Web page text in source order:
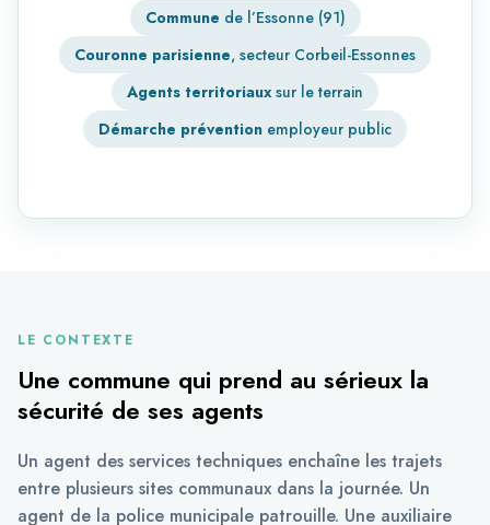
Commune de l’Essonne (91)
Couronne parisienne, secteur Corbeil-Essonnes
Agents territoriauxsur le terrain
Démarche prévention employeur public
LE CONTEXTE
Une commune qui prend au sérieux la
sécurité de ses agents
Un agent des services techniques enchaîne les trajets
entre plusieurs sites communaux dans la journée. Un
agent de la police municipale patrouille. Une auxiliaire